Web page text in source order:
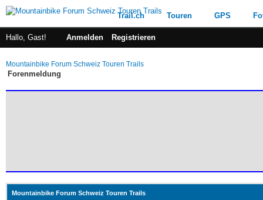
Trail.ch Touren GPS
Hallo, Gast! Anmelden Registrieren
Mountainbike Forum Schweiz Touren Trails
Forenmeldung
Mountainbike Forum Schweiz Touren Trails